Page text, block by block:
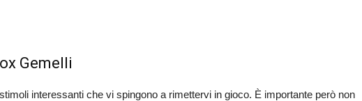
Gemelli
interessanti che vi spingono a rimettervi in gioco. È importante però non